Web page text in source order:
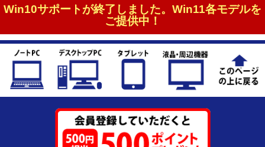
Win10サポートが終了しました。Win11各モデルを
ご提供中！